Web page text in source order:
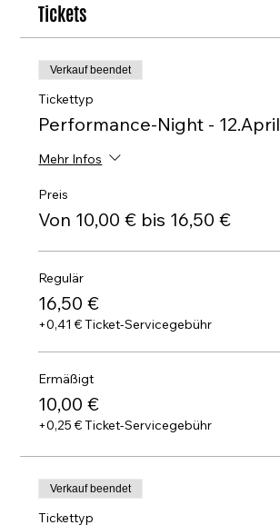
Tickets
Verkauf beendet
Tickettyp
Performance-Night - 12.April
Mehr Infos
Preis
Von 10,00 € bis 16,50 €
Regulär
16,50 €
+0,41 € Ticket-Servicegebühr
Ermäßigt
10,00 €
+0,25 € Ticket-Servicegebühr
Verkauf beendet
Tickettyp